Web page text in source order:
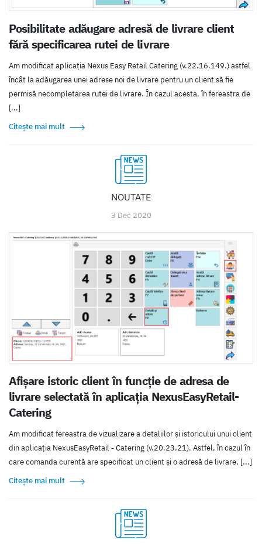
Posibilitate adăugare adresă de livrare client
fără specificarea rutei de livrare
Am modificat aplicația Nexus Easy Retail Catering (v.22.16.149.) astfel
încât la adăugarea unei adrese noi de livrare pentru un client să fie
permisă necompletarea rutei de livrare. În cazul acesta, în fereastra de
[...]
Citește mai mult
NOUTATE
3 Dec 2020
Afișare istoric client în funcție de adresa de
livrare selectată în aplicația NexusEasyRetail-
Catering
Am modificat fereastra de vizualizare a detaliilor și istoricului unui client
din aplicația NexusEasyRetail - Catering (v.20.23.21). Astfel, în cazul în
care comanda curentă are specificat un client și o adresă de livrare, [...]
Citește mai mult